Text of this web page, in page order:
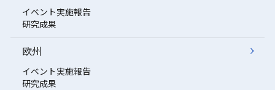
イベント実施報告
研究成果
欧州
イベント実施報告
研究成果